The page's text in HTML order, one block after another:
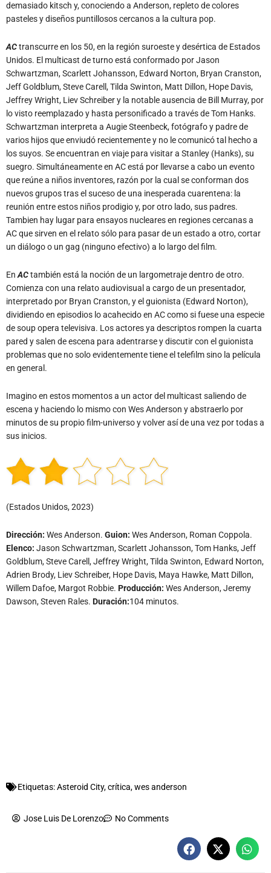
demasiado kitsch y, conociendo a Anderson, repleto de colores
pasteles y diseños puntillosos cercanos a la cultura pop.
ACtranscurre en los 50, en la región suroeste y desértica de Estados
Unidos. El multicast de turno está conformado por Jason
Schwartzman, Scarlett Johansson, Edward Norton, Bryan Cranston,
Jeff Goldblum, Steve Carell, Tilda Swinton, Matt Dillon, Hope Davis,
Jeffrey Wright, Liev Schreiber y la notable ausencia de Bill Murray, por
lo visto reemplazado y hasta personificado a través de Tom Hanks.
Schwartzman interpreta a Augie Steenbeck, fotógrafo y padre de
varios hijos que enviudó recientemente y no le comunicó tal hecho a
los suyos. Se encuentran en viaje para visitar a Stanley (Hanks), su
suegro. Simultáneamente en AC está por llevarse a cabo un evento
que reúne a niños inventores, razón por la cual se conforman dos
nuevos grupos tras el suceso de una inesperada cuarentena: la
reunión entre estos niños prodigio y, por otro lado, sus padres.
Tambien hay lugar para ensayos nucleares en regiones cercanas a
AC que sirven en el relato sólo para pasar de un estado a otro, cortar
un diálogo o un gag (ninguno efectivo) a lo largo del film.
En ACtambién está la noción de un largometraje dentro de otro.
Comienza con una relato audiovisual a cargo de un presentador,
interpretado por Bryan Cranston, y el guionista (Edward Norton),
dividiendo en episodios lo acahecido en AC como si fuese una especie
de soup opera televisiva. Los actores ya descriptos rompen la cuarta
pared y salen de escena para adentrarse y discutir con el guionista
problemas que no solo evidentemente tiene el telefilm sino la película
en general.
Imagino en estos momentos a un actor del multicast saliendo de
escena y haciendo lo mismo con Wes Anderson y abstraerlo por
minutos de su propio film-universo y volver así de una vez por todas a
sus inicios.
(Estados Unidos, 2023)
Dirección: Wes Anderson. Guion: Wes Anderson, Roman Coppola.
Elenco: Jason Schwartzman, Scarlett Johansson, Tom Hanks, Jeff
Goldblum, Steve Carell, Jeffrey Wright, Tilda Swinton, Edward Norton,
Adrien Brody, Liev Schreiber, Hope Davis, Maya Hawke, Matt Dillon,
Willem Dafoe, Margot Robbie. Producción: Wes Anderson, Jeremy
Dawson, Steven Rales. Duración:104 minutos.
Etiquetas:Asteroid City,crítica,wes anderson
Jose Luis De Lorenzo No Comments